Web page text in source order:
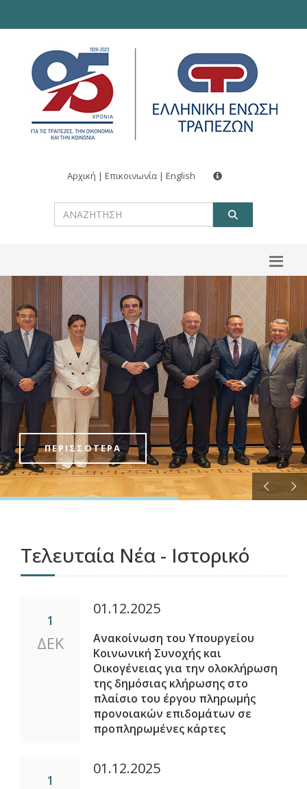
Αρχική | Επικοινωνία | English
ΠΕΡΙΣΣΟΤΕΡΑ
Τελευταία Νέα - Ιστορικό
1
ΔΕΚ
01.12.2025
Ανακοίνωση του Υπουργείου
Κοινωνική Συνοχής και
Οικογένειας για την ολοκλήρωση
της δημόσιας κλήρωσης στο
πλαίσιο του έργου πληρωμής
προνοιακών επιδομάτων σε
προπληρωμένες κάρτες
1
01.12.2025